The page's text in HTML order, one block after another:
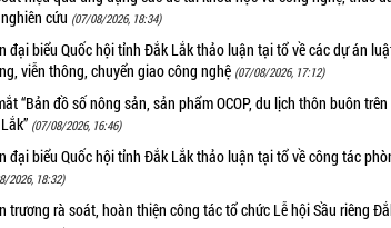
cứu (07/08/2026, 18:34)
đại biểu Quốc hội tỉnh Đắk Lắk thảo luận tại tổ về các dự án
viễn thông, chuyển giao công nghệ (07/08/2026, 17:12)
“Bản đồ số nông sản, sản phẩm OCOP, du lịch thôn buôn
(07/08/2026, 16:46)
đại biểu Quốc hội tỉnh Đắk Lắk thảo luận tại tổ về công tác
2026, 18:32)
trương rà soát, hoàn thiện công tác tổ chức Lễ hội Sầu riêng